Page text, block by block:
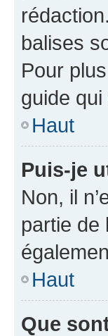
balises
Pour
guide
Haut
Puis-je
Non, il
partie de
Haut
Que